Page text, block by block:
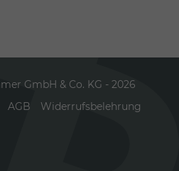
GmbH & Co. KG - 2026
AGB Widerrufsbelehrung